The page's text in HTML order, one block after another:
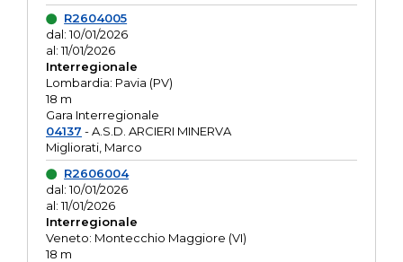
R2604005
dal: 10/01/2026
al: 11/01/2026
Interregionale
Lombardia: Pavia (PV)
18 m
Gara Interregionale
04137 - A.S.D. ARCIERI MINERVA
Migliorati, Marco
R2606004
dal: 10/01/2026
al: 11/01/2026
Interregionale
Veneto: Montecchio Maggiore (VI)
18 m